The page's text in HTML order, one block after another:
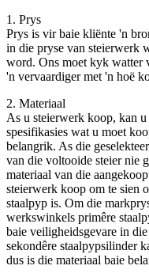
1. Prys
Prys is vir baie kliënte 'n
in die pryse van steierwerk
word. Ons moet kyk watter
'n vervaardiger met 'n hoë
2. Materiaal
As u steierwerk koop, kan
spesifikasies wat u moet
belangrik. As die
van die voltooide steier nie
materiaal van die
steierwerk koop om te sien
staalpyp is. Om die
werkswinkels primêre
baie veiligheidsgevare in
sekondêre staalpypsilinder
dus is die materiaal baie